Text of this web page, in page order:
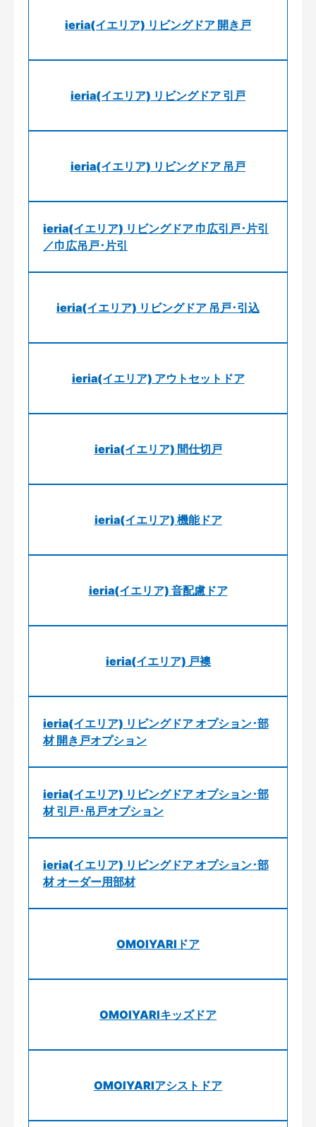
ieria(イエリア) リビングドア 開き戸
ieria(イエリア) リビングドア 引戸
ieria(イエリア) リビングドア 吊戸
ieria(イエリア) リビングドア 巾広引戸･片引
／巾広吊戸･片引
ieria(イエリア) リビングドア 吊戸･引込
ieria(イエリア) アウトセットドア
ieria(イエリア) 間仕切戸
ieria(イエリア) 機能ドア
ieria(イエリア) 音配慮ドア
ieria(イエリア) 戸襖
ieria(イエリア) リビングドア オプション･部
材 開き戸オプション
ieria(イエリア) リビングドア オプション･部
材 引戸･吊戸オプション
ieria(イエリア) リビングドア オプション･部
材 オーダー用部材
OMOIYARIドア
OMOIYARIキッズドア
OMOIYARIアシストドア